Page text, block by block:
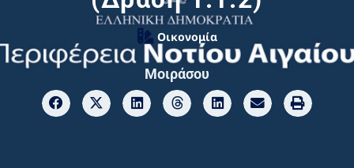
Οικονομία
Μοιράσου